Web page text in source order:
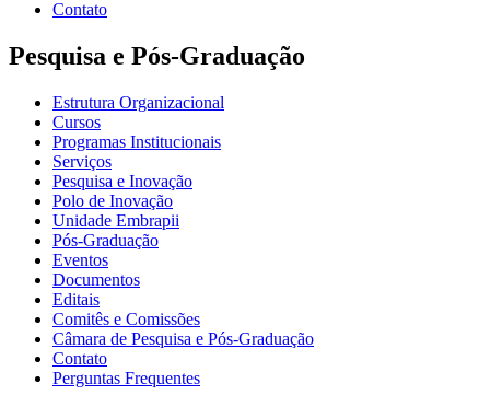
Contato
Pesquisa e Pós-Graduação
Estrutura Organizacional
Cursos
Programas Institucionais
Serviços
Pesquisa e Inovação
Polo de Inovação
Unidade Embrapii
Pós-Graduação
Eventos
Documentos
Editais
Comitês e Comissões
Câmara de Pesquisa e Pós-Graduação
Contato
Perguntas Frequentes